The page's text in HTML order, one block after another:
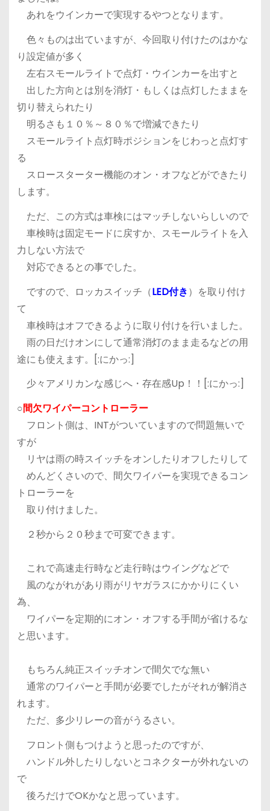
あれをウインカーで実現するやつとなります。
色々ものは出ていますが、今回取り付けたのはかな
り設定値が多く
左右スモールライトで点灯・ウインカーを出すと
出した方向とは別を消灯・もしくは点灯したままを
切り替えられたり
明るさも１０％～８０％で増減できたり
スモールライト点灯時ポジションをじわっと点灯す
る
スロースターター機能のオン・オフなどができたり
します。
ただ、この方式は車検にはマッチしないらしいので
車検時は固定モードに戻すか、スモールライトを入
力しない方法で
対応できるとの事でした。
ですので、ロッカスイッチ（LED付き）を取り付け
て
車検時はオフできるように取り付けを行いました。
雨の日だけオンにして通常消灯のまま走るなどの用
途にも使えます。[:にかっ:]
少々アメリカンな感じへ・存在感Up！！[:にかっ:]
○間欠ワイパーコントローラー
フロント側は、INTがついていますので問題無いで
すが
リヤは雨の時スイッチをオンしたりオフしたりして
めんどくさいので、間欠ワイパーを実現できるコン
トローラーを
取り付けました。
２秒から２０秒まで可変できます。
これで高速走行時など走行時はウイングなどで
風のながれがあり雨がリヤガラスにかかりにくい
為、
ワイパーを定期的にオン・オフする手間が省けるな
と思います。
もちろん純正スイッチオンで間欠でな無い
通常のワイパーと手間が必要でしたがそれが解消さ
れます。
ただ、多少リレーの音がうるさい。
フロント側もつけようと思ったのですが、
ハンドル外したりしないとコネクターが外れないの
で
後ろだけでOKかなと思っています。